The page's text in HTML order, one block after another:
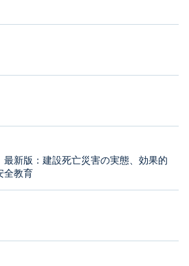
最新版：建設死亡災害の実態、効果的
全教育